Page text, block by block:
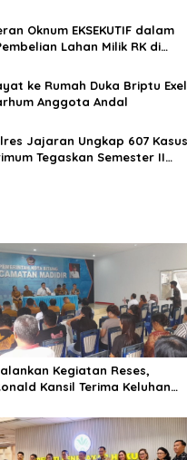
Oknum EKSEKUTIF dalam
Lahan Milik RK di
ke Rumah Duka Briptu Exel
Anggota Andal
Jajaran Ungkap 607 Kasus
Tegaskan Semester II
Kegiatan Reses,
Kansil Terima Keluhan